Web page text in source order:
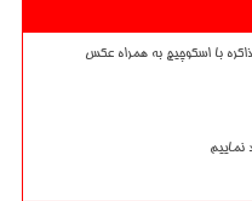
با اسکوچیچ به همراه عکس
نماییم